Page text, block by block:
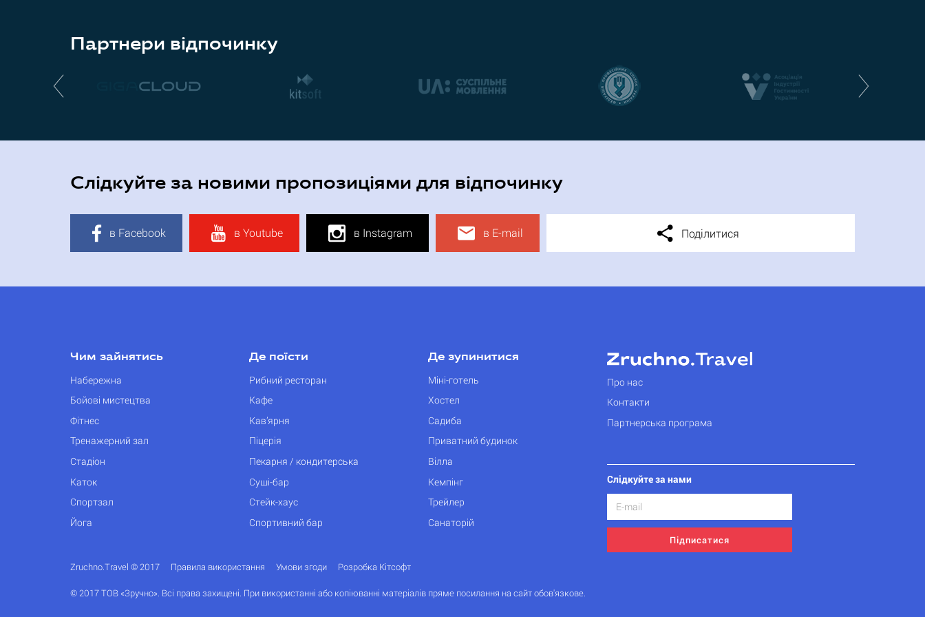
Партнери відпочинку
Слідкуйте за новими пропозиціями для відпочинку
в Facebook в Youtube в Instagram в E-mail Поділитися
Чим зайнятись
Набережна
Бойові мистецтва
Фітнес
Тренажерний зал
Стадіон
Каток
Спортзал
Йога
Де поїсти
Рибний ресторан
Кафе
Кав’ярня
Піцерія
Пекарня / кондитерська
Суші-бар
Стейк-хаус
Спортивний бар
Де зупинитися
Міні-готель
Хостел
Садиба
Приватний будинок
Вілла
Кемпінг
Трейлер
Санаторій
Про нас
Контакти
Партнерська програма
Слідкуйте за нами
Підписатися
Zruchno.Travel © 2017 Правила використання Умови згоди Розробка Кітсофт
© 2017 ТОВ «Зручно». Всі права захищені. При використанні або копіюванні матеріалів пряме посилання на сайт обов'язкове.